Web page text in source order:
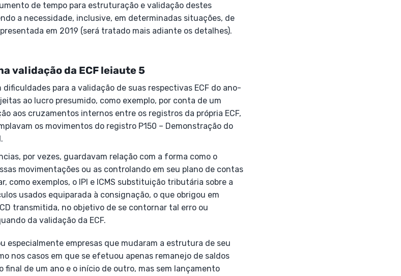
de tempo para estruturação e validação destes
a necessidade, inclusive, em determinadas situações, de
em 2019 (será tratado mais adiante os detalhes).
validação da ECF leiaute 5
para a validação de suas respectivas ECF do ano-
ao lucro presumido, como exemplo, por conta de um
aos cruzamentos internos entre os registros da própria ECF,
os movimentos do registro P150 – Demonstração do
por vezes, guardavam relação com a forma como o
movimentações ou as controlando em seu plano de contas
como exemplos, o IPI e ICMS substituição tributária sobre a
usados equiparada à consignação, o que obrigou em
transmitida, no objetivo de se contornar tal erro ou
da validação da ECF.
especialmente empresas que mudaram a estrutura de seu
nos casos em que se efetuou apenas remanejo de saldos
de um ano e o início de outro, mas sem lançamento